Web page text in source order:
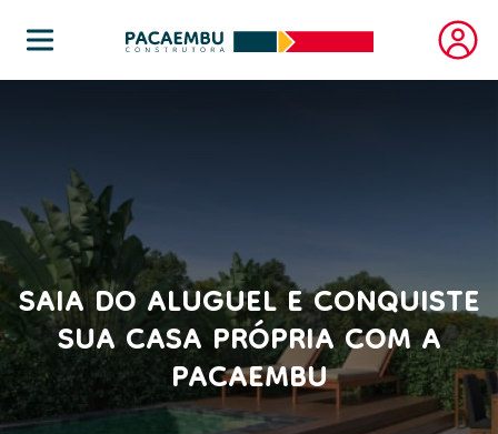
SAIA DO ALUGUEL E CONQUISTE
SUA CASA PRÓPRIA COM A
PACAEMBU